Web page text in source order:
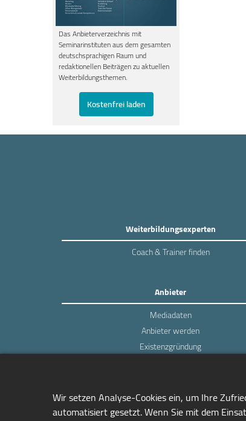
Das Anbieterverzeichnis mit
Seminarinstituten aus dem gesamten
deutschsprachigen Raum und
redaktionellen Beiträgen zu aktuellen
Weiterbildungsthemen.
Kostenfrei laden
Weiterbildungsexperten
Coach & Trainer finden
Anbieter
Mediadaten
Anbieter werden
Existenzgründung
Wir setzen Analyse-Cookies ein, um Ihre
automatisiert gesetzt. Wenn Sie mit dem